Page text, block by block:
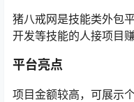
猪八戒网是技能类外包
开发等技能的人接项目赚
平台亮点
项目金额较高，可展示